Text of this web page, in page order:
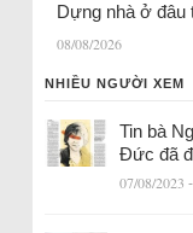
Dựng nhà ở đâu
08/08/2026
NHIỀU NGƯỜI XEM
Tin bà
Đức đã
07/08/2023